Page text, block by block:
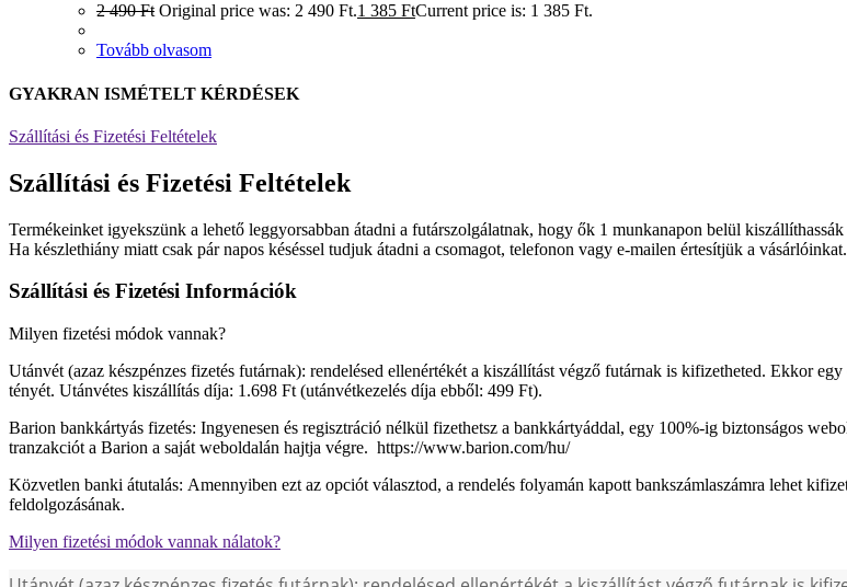
2 490Ft Original price was: 2 490 Ft.1 385 FtCurrent price is: 1 385 Ft.
Tovább olvasom
GYAKRAN ISMÉTELT KÉRDÉSEK
Szállítási és Fizetési Feltételek
Szállítási és Fizetési Feltételek
Termékeinket igyekszünk a lehető leggyorsabban átadni a futárszolgálatnak, hogy ők 1 munkanapon belül
Ha készlethiány miatt csak pár napos késéssel tudjuk átadni a csomagot, telefonon vagy e-mailen értesítjük a vásárlóinkat.
Szállítási és Fizetési Információk
Milyen fizetési módok vannak?
Utánvét (azaz készpénzes fizetés futárnak): rendelésed ellenértékét a kiszállítást végző futárnak is kifizetheted. Ekkor
tényét. Utánvétes kiszállítás díja: 1.698 Ft (utánvétkezelés díja ebből: 499 Ft).
Barion bankkártyás fizetés: Ingyenesen és regisztráció nélkül fizethetsz a bankkártyáddal, egy 100%-ig biztonságos
tranzakciót a Barion a saját weboldalán hajtja végre. https://www.barion.com/hu/
Közvetlen banki átutalás: Amennyiben ezt az opciót választod, a rendelés folyamán kapott bankszámlaszámra lehet
feldolgozásának.
Milyen fizetési módok vannak nálatok?